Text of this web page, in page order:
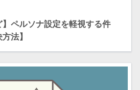
】ペルソナ設定を軽視する件
法】